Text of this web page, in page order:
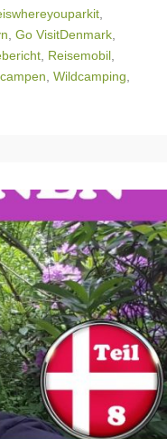
Go VisitDenmark
Reisemobil
Wildcamping